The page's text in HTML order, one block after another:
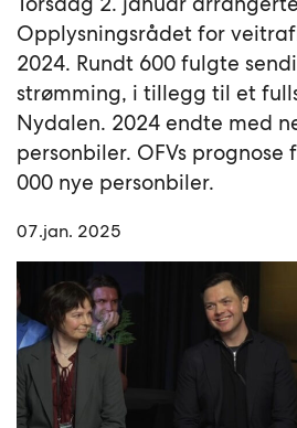
Opplysningsrådet for
2024. Rundt 600 fulgte
strømming, i tillegg til et
Nydalen. 2024 endte med
personbiler. OFVs prognose
000 nye personbiler.
07.jan. 2025